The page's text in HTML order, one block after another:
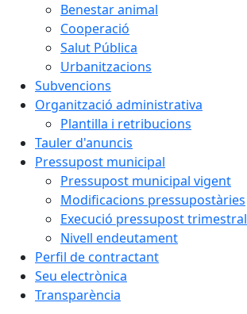
Benestar animal
Cooperació
Salut Pública
Urbanitzacions
Subvencions
Organització administrativa
Plantilla i retribucions
Tauler d'anuncis
Pressupost municipal
Pressupost municipal vigent
Modificacions pressupostàries
Execució pressupost trimestral
Nivell endeutament
Perfil de contractant
Seu electrònica
Transparència